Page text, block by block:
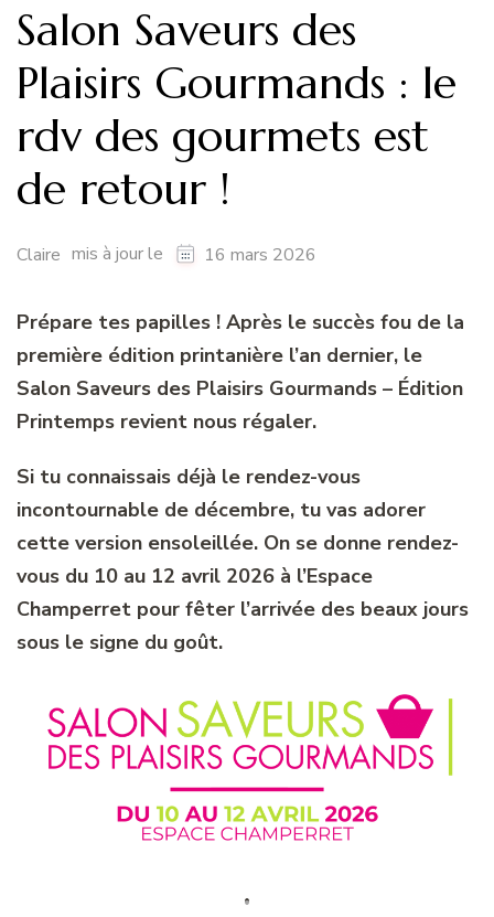
Salon Saveurs des
Plaisirs Gourmands : le
rdv des gourmets est
de retour !
Claire mis à jour le 16 mars 2026
Prépare tes papilles ! Après le succès fou de la
première édition printanière l’an dernier, le
Salon Saveurs des Plaisirs Gourmands – Édition
Printemps revient nous régaler.
Si tu connaissais déjà le rendez-vous
incontournable de décembre, tu vas adorer
cette version ensoleillée. On se donne rendez-
vous du 10 au 12 avril 2026 à l’Espace
Champerret pour fêter l’arrivée des beaux jours
sous le signe du goût.